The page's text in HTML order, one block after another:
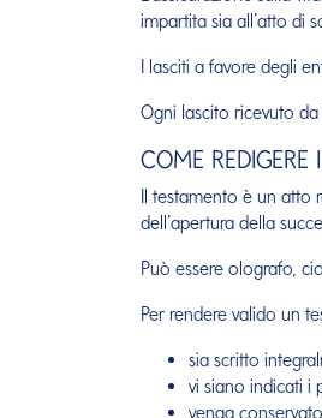
impartita sia all’atto di
I lasciti a favore degli
Ogni lascito ricevuto
COME REDIGERE
Il testamento è un
dell’apertura della
Può essere olografo,
Per rendere valido un
sia scritto
vi siano indicati i
venga